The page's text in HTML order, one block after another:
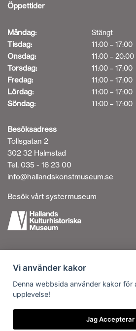
Öppettider
Måndag: Stängt
Tisdag: 11:00 – 17:00
Onsdag: 11:00 – 20:00
Torsdag: 11:00 – 17:00
Fredag: 11:00 – 17:00
Lördag: 11:00 – 17:00
Söndag: 11:00 – 17:00
Besöksadress
Tollsgatan 2
302 32 Halmstad
Tel. 035 - 16 23 00
info@hallandskonstmuseum.se
Besök vårt systermuseum
Personuppgiftshantering
Om cookies
Kontakta oss
Vi är en del av
Vi använder kakor
Denna webbsida använder kakor
upplevelse!
Jag Accepterar